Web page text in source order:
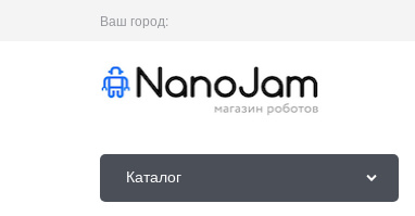
Ваш город:
Каталог